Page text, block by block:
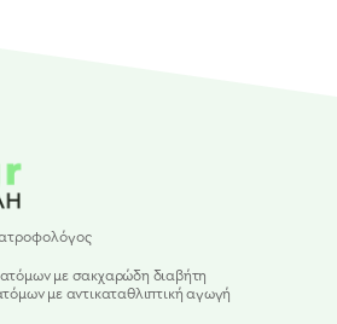
ατόμων με σακχαρώδη διαβήτη
με αντικαταθλιπτική αγωγή